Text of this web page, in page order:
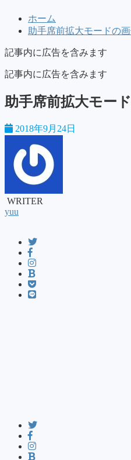
ホーム
助手席前拡大モードの
記事内に広告を含みます
記事内に広告を含みます
助手席前拡大モー
2018年9月24日
WRITER
yuu